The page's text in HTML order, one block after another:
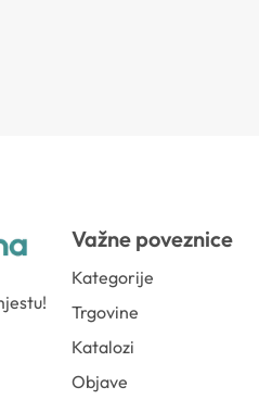
Važne poveznice
Kategorije
Trgovine
Katalozi
Objave